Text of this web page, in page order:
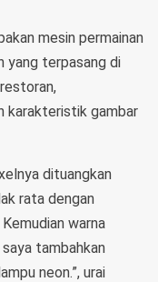
mesin permainan
yang terpasang di
karakteristik gambar
dituangkan
rata dengan
warna
tambahkan
neon.”, urai